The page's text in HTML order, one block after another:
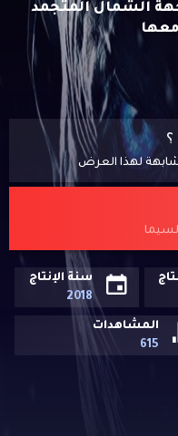
الشمال المتجمد
لهذا العرض
سنة الإنتاج
2018
المشاهدات
615